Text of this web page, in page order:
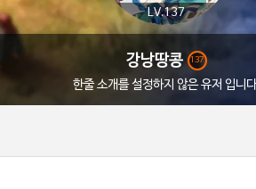
LV.137
강낭땅콩 137
한줄 소개를 설정하지 않은 유저 입니